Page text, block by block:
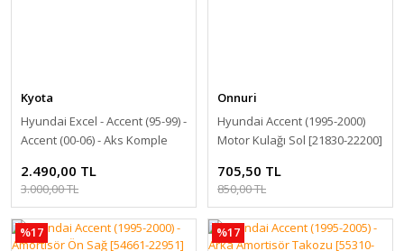
Kyota
Hyundai Excel - Accent (95-99) -
Accent (00-06) - Aks Komple
2.490,00 TL
3.000,00 TL
Onnuri
Hyundai Accent (1995-2000)
Motor Kulağı Sol [21830-22200]
705,50 TL
850,00 TL
%17 %17